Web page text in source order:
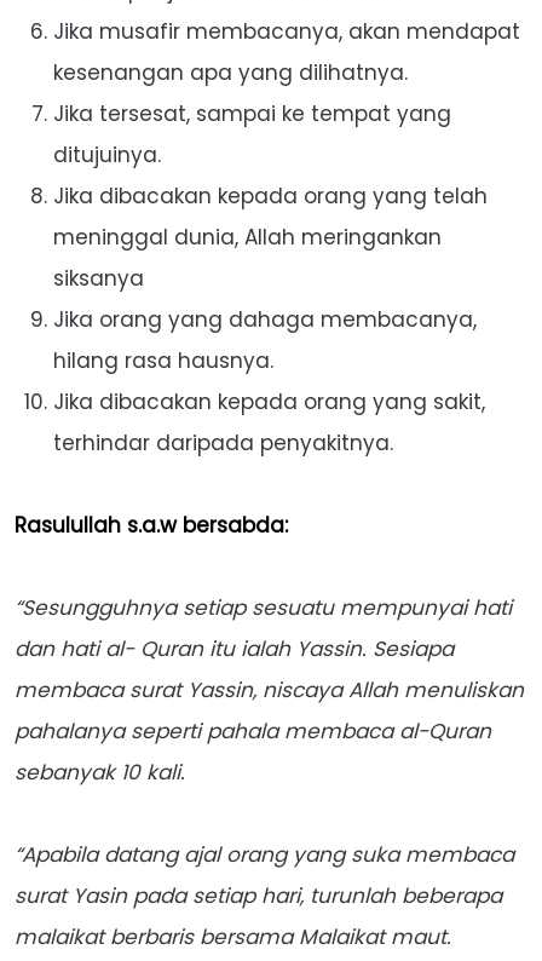
Jika musafir membacanya, akan mendapat
kesenangan apa yang dilihatnya.
Jika tersesat, sampai ke tempat yang
ditujuinya.
Jika dibacakan kepada orang yang telah
meninggal dunia, Allah meringankan
siksanya
Jika orang yang dahaga membacanya,
hilang rasa hausnya.
Jika dibacakan kepada orang yang sakit,
terhindar daripada penyakitnya.
Rasulullah s.a.w bersabda:
“Sesungguhnya setiap sesuatu mempunyai hati
dan hati al- Quran itu ialah Yassin. Sesiapa
membaca surat Yassin, niscaya Allah menuliskan
pahalanya seperti pahala membaca al-Quran
sebanyak 10 kali.
“Apabila datang ajal orang yang suka membaca
surat Yasin pada setiap hari, turunlah beberapa
malaikat berbaris bersama Malaikat maut.